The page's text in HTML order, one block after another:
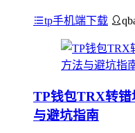
tp手机端下载
TP钱包TRX转错
与避坑指南